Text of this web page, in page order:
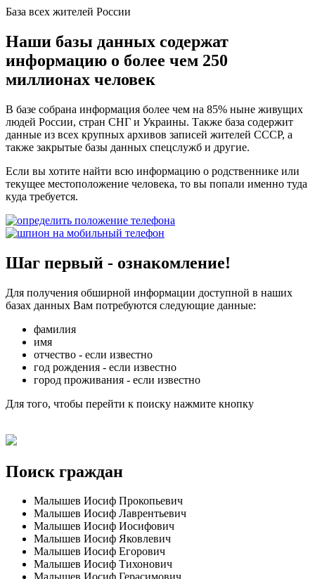
База всех жителей России
Наши базы данных содержат
информацию о более чем 250
миллионах человек
В базе собрана информация более чем на 85% ныне живущих
людей России, стран СНГ и Украины. Также база содержит
данные из всех крупных архивов записей жителей СССР, а
также закрытые базы данных спецслужб и другие.
Если вы хотите найти всю информацию о родственнике или
текущее местоположение человека, то вы попали именно туда
куда требуется.
Шаг первый - ознакомление!
Для получения обширной информации доступной в наших
базах данных Вам потребуются следующие данные:
фамилия
имя
отчество - если известно
год рождения - если известно
город проживания - если известно
Для того, чтобы перейти к поиску нажмите кнопку
Поиск граждан
Малышев Иосиф Прокопьевич
Малышев Иосиф Лаврентьевич
Малышев Иосиф Иосифович
Малышев Иосиф Яковлевич
Малышев Иосиф Егорович
Малышев Иосиф Тихонович